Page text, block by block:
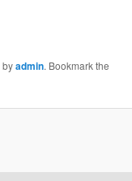
byadmin. Bookmark the